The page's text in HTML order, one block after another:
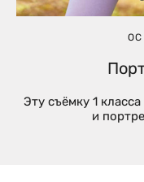
Эту съёмку 1
и